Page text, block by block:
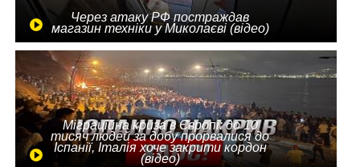
Через атаку РФ постраждав
магазин техніки у Миколаєві (відео)
Міграційна криза в Європі: до 10
тисяч людей за добу прорвалися до
Іспанії, Італія хоче закрити кордон
(відео)